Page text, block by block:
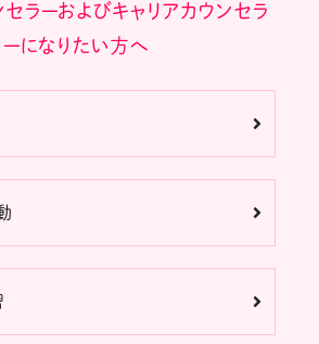
セラーおよびキャリアカウンセラ
ーになりたい方へ